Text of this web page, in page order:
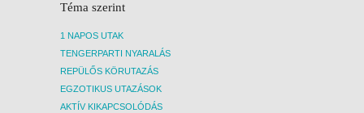
Téma szerint
1 NAPOS UTAK
TENGERPARTI NYARALÁS
REPÜLŐS KÖRUTAZÁS
EGZOTIKUS UTAZÁSOK
AKTÍV KIKAPCSOLÓDÁS